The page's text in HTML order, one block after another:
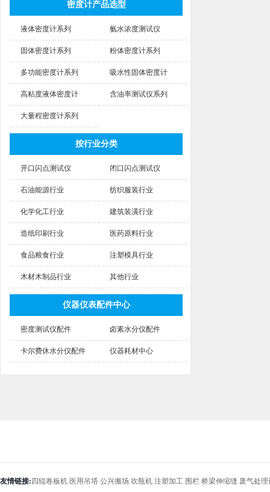
密度计产品选型
液体密度计系列 氨水浓度测试仪
固体密度计系列 粉体密度计系列
多功能密度计系列 吸水性固体密度计
高粘度液体密度计 含油率测试仪系列
大量程密度计系列
按行业分类
开口闪点测试仪 闭口闪点测试仪
石油能源行业 纺织服装行业
化学化工行业 建筑装潢行业
造纸印刷行业 医药原料行业
食品粮食行业 注塑模具行业
木材木制品行业 其他行业
仪器仪表配件中心
密度测试仪配件 卤素水分仪配件
卡尔费休水分仪配件 仪器耗材中心
友情链接: 四辊卷板机 医用吊塔 公兴搬场 吹瓶机 注塑加工 围栏 桥梁伸缩缝 废气处理